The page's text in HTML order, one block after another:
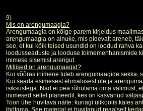
9)
Mis on arengumaagia?
Arengumaagia on kõige parem kirjeldus
arengumaagia on ainuke, mis pidevalt areneb,
see, et kui kõik teised usundid on loodud rahva
loodusseaduste ja looduse toimemehhanismide
inimese sisemist arengut.
Millised on arengumaagid?
Kui võõras inimene tuleb arengumaagide
Kui saada esimesest ehmatusest üle ja
isiksustega. Nad ei pea rõhutama oma välimust,
inimesed sellel planeedil, kes on kasvanud
Toon ühe huvitava näite: kunagi ülikoolis käies
töötama. See materjal ei huvitanud reaalselt